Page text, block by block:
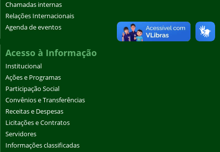
Chamadas internas
Relações Internacionais
Agenda de eventos
Acesso à Informação
Institucional
Ações e Programas
Participação Social
Convênios e Transferências
Receitas e Despesas
Licitações e Contratos
Servidores
Informações classificadas